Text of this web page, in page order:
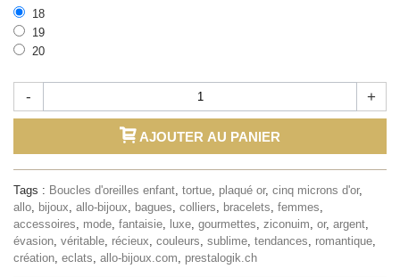
18
19
20
- +
AJOUTER AU PANIER
Tags : Boucles d'oreilles enfant, tortue, plaqué or, cinq microns d'or,
allo, bijoux, allo-bijoux, bagues, colliers, bracelets, femmes,
accessoires, mode, fantaisie, luxe, gourmettes, ziconuim, or, argent,
évasion, véritable, récieux, couleurs, sublime, tendances, romantique,
création, eclats, allo-bijoux.com, prestalogik.ch